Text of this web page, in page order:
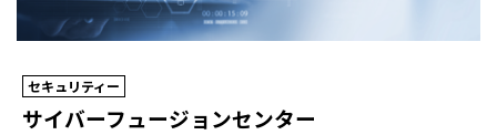
セキュリティー
サイバーフュージョンセンター